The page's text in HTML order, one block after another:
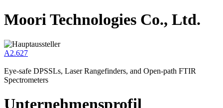
Moori Technologies Co., Ltd.
A2.627
Eye-safe DPSSLs, Laser Rangefinders, and Open-path FTIR
Spectrometers
Unternehmensprofil